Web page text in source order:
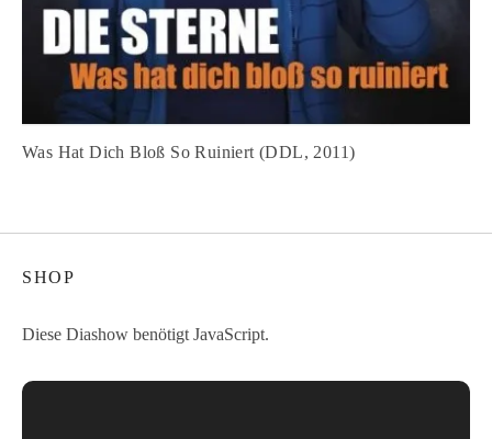
Was Hat Dich Bloß So Ruiniert (DDL, 2011)
SHOP
Diese Diashow benötigt JavaScript.